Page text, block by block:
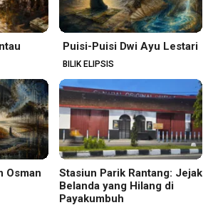
Puisi-Puisi Dwi Ayu Lestari
BILIK ELIPSIS
Osman
Stasiun Parik Rantang: Jejak
Belanda yang Hilang di
Payakumbuh